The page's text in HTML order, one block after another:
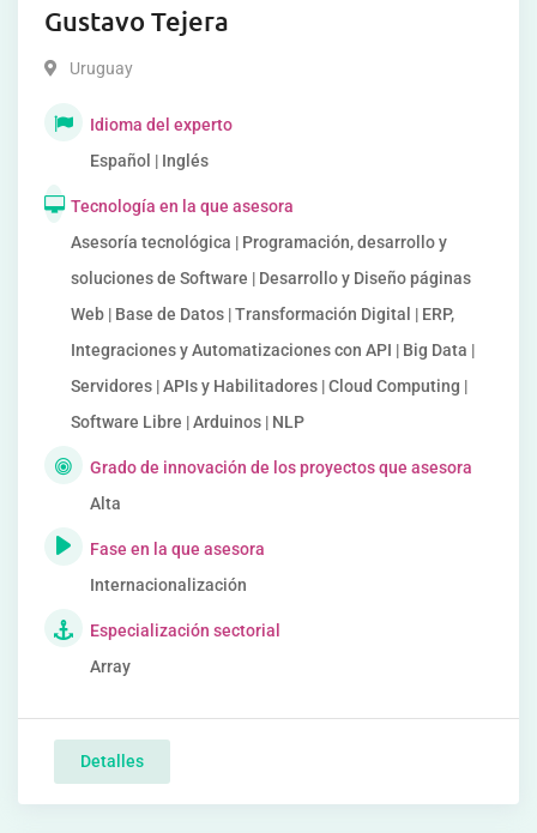
Gustavo Tejera
Uruguay
Idioma del experto
Español | Inglés
Tecnología en la que asesora
Asesoría tecnológica | Programación, desarrollo y
soluciones de Software | Desarrollo y Diseño páginas
Web | Base de Datos | Transformación Digital | ERP,
Integraciones y Automatizaciones con API | Big Data |
Servidores | APIs y Habilitadores | Cloud Computing |
Software Libre | Arduinos | NLP
Grado de innovación de los proyectos que asesora
Alta
Fase en la que asesora
Internacionalización
Especialización sectorial
Array
Detalles